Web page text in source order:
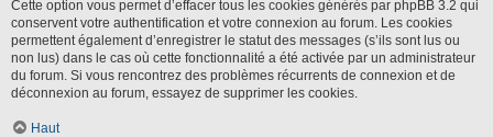
Cette option vous permet d’effacer tous les cookies générés par phpBB 3.2 qui
conservent votre authentification et votre connexion au forum. Les cookies
permettent également d’enregistrer le statut des messages (s’ils sont lus ou
non lus) dans le cas où cette fonctionnalité a été activée par un administrateur
du forum. Si vous rencontrez des problèmes récurrents de connexion et de
déconnexion au forum, essayez de supprimer les cookies.
Haut